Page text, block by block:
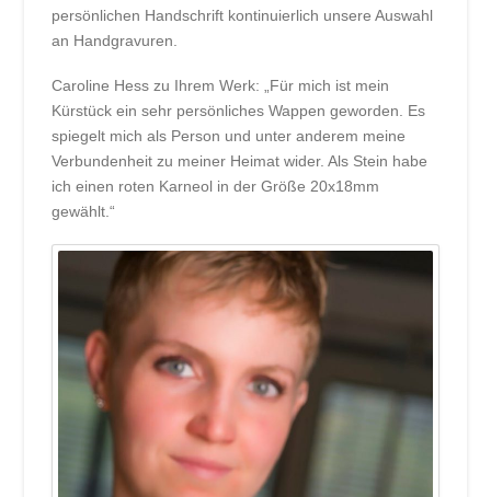
persönlichen Handschrift kontinuierlich unsere Auswahl
an Handgravuren.
Caroline Hess zu Ihrem Werk: „Für mich ist mein
Kürstück ein sehr persönliches Wappen geworden. Es
spiegelt mich als Person und unter anderem meine
Verbundenheit zu meiner Heimat wider. Als Stein habe
ich einen roten Karneol in der Größe 20x18mm
gewählt.“